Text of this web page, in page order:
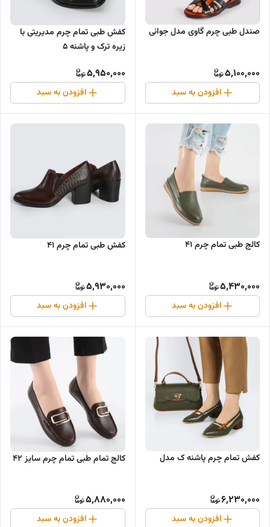
صندل طبی چرم گاوی مدل جوانی
5,100,000
افزودن به سبد
کفش طبی تمام چرم مدیریتی با
زیره ترک و پاشنه ۵
5,950,000
افزودن به سبد
کالج طبی تمام چرم ۴۱
5,430,000
افزودن به سبد
کفش طبی تمام چرم ۴۱
5,930,000
افزودن به سبد
کفش تمام چرم پاشنه ک مدل
6,230,000
افزودن به سبد
کالج تمام طبی تمام چرم سایز ۴۲
5,880,000
افزودن به سبد